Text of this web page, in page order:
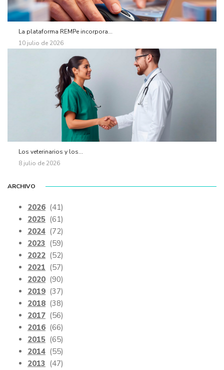
La plataforma REMPe incorpora...
10 julio de 2026
Los veterinarios y los...
8 julio de 2026
ARCHIVO
2026 (41)
2025 (61)
2024 (72)
2023 (59)
2022 (52)
2021 (57)
2020 (90)
2019 (37)
2018 (38)
2017 (56)
2016 (66)
2015 (65)
2014 (55)
2013 (47)